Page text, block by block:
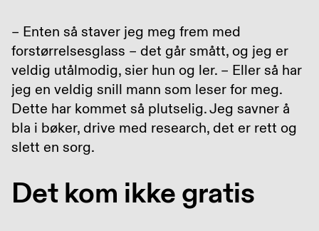
– Enten så staver jeg meg frem med
forstørrelsesglass – det går smått, og jeg er
veldig utålmodig, sier hun og ler. – Eller så har
jeg en veldig snill mann som leser for meg.
Dette har kommet så plutselig. Jeg savner å
bla i bøker, drive med research, det er rett og
slett en sorg.
Det kom ikke gratis